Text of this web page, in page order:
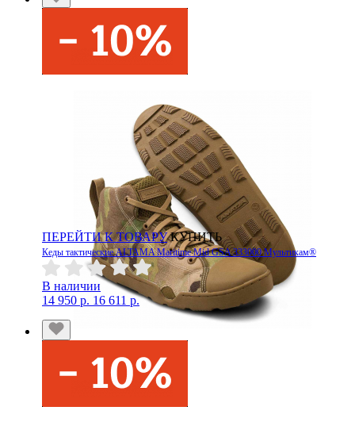
ПЕРЕЙТИ К ТОВАРУ КУПИТЬ
Кеды тактические ALTAMA Maritime Mid GSA 333000 Мультикам®
В наличии
14 950 р. 16 611 р.